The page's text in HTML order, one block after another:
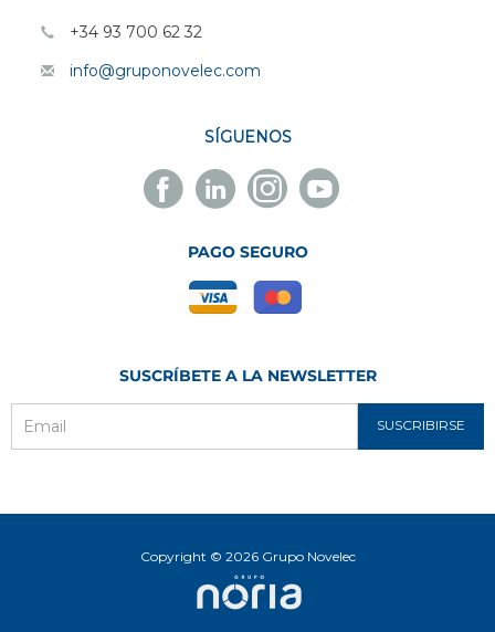
+34 93 700 62 32
info@gruponovelec.com
SÍGUENOS
Facebook
Novelec
Linkedin
Novelec
Instagram
Novelec
Youtube
Novelec
PAGO SEGURO
SUSCRÍBETE A LA NEWSLETTER
SUSCRIBIRSE
Copyright © 2026 Grupo Novelec